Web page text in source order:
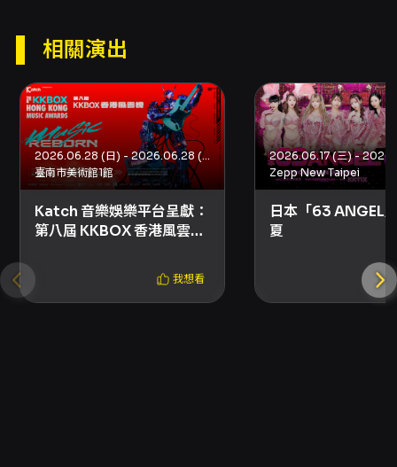
- 實名制入場：入場將核對票券上姓名與身分證
件，請務必攜帶身分證正本；14歲以下孩童請攜
帶健保卡，外籍人士請攜帶護照。 - 資料更正：
如姓名或證件號碼有誤（單字或一碼錯誤）可於
指定期間內以「實名制票券修改申請表」提出申
請；每張票券僅能修改一次，將酌收NT$200處
理費；逾期或重大錯誤可能無法修改，僅能於退
票期限內辦理退票。 - 退票規則：本活動採文化
日）可申請退票，退票需酌收票面金額5%手續
費，逾期不受理；退款方式依KKTIX退換票規
式授權通路購票或透過陌生代購購票，避免詐騙
或票券無效情形；如因非正式通路導致無法入
相關演出
2026.06.28 (日) - 2026.06.28 (日)
臺南市美術館1館
Katch 音樂娛樂平台呈獻：
第八屆 KKBOX 香港風雲榜
我想看
Zepp New Taipei
日本「63 ANGEL
夏